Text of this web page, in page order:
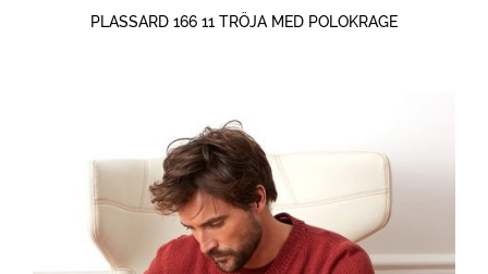
PLASSARD 166 11 TRÖJA MED POLOKRAGE